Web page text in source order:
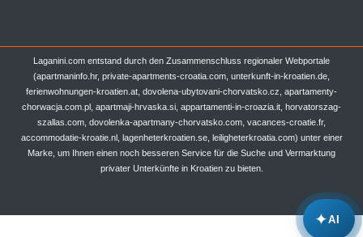
✦AI
Laganini.com entstand durch den Zusammenschluss regionaler Webportale
(apartmaninfo.hr, private-apartments-croatia.com, unterkunft-in-kroatien.de,
ferienwohnungen-kroatien.at, dovolena-ubytovani-chorvatsko.cz, apartamenty-
chorwacja.com.pl, apartmaji-hrvaska.si, appartamenti-in-croazia.it, horvatorszag-
szallas.com, dovolenka-apartmany-chorvatsko.com, vacances-croatie.fr,
accommodatie-kroatie.nl, lagenheterkroatien.se, leiligheterkroatia.com) unter einer
Marke, um Ihnen einen noch besseren Service für die Suche und Vermarktung
privater Unterkünfte in Kroatien zu bieten.